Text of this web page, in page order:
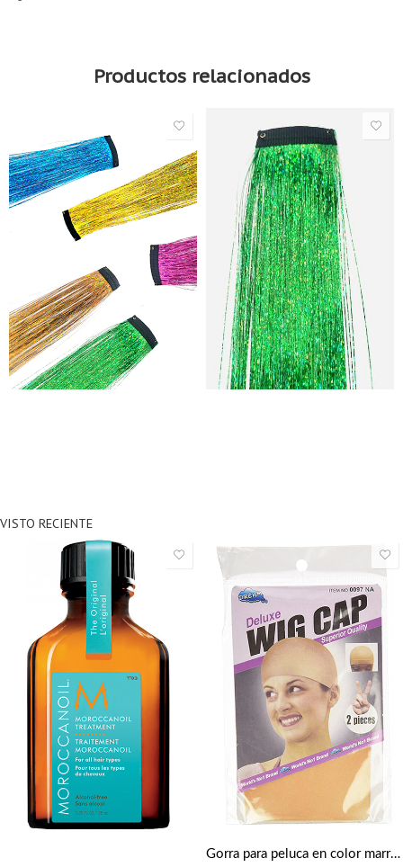
Productos relacionados
VISTO RECIENTE
Gorra para peluca en color marrón claro